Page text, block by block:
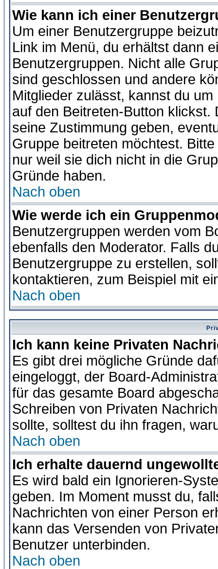
Wie kann ich einer
Um einer Benutzergruppe
Link im Menü, du erhältst dann
Benutzergruppen. Nicht alle
sind geschlossen und andere
Mitglieder zulässt, kannst du
auf den Beitreten-Button
seine Zustimmung geben,
Gruppe beitreten möchtest.
nur weil sie dich nicht in die
Gründe haben.
Nach oben
Wie werde ich ein
Benutzergruppen werden vom
ebenfalls den Moderator. Falls
Benutzergruppe zu erstellen,
kontaktieren, zum Beispiel mit
Nach oben
Ich kann keine Privaten
Es gibt drei mögliche Gründe
eingeloggt, der Board-
für das gesamte Board
Schreiben von Privaten
sollte, solltest du ihn fragen,
Nach oben
Ich erhalte dauernd
Es wird bald ein Ignorieren-
geben. Im Moment musst du,
Nachrichten von einer Person
kann das Versenden von
Benutzer unterbinden.
Nach oben